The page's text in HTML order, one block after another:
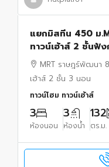
แยกมิสทีน 450 ม
ทาวน์เฮ้าส์ 2 ชั้นฟั
รามคำแหง
MRT ราษฎร์พัฒนา
เฮ้าส์ 2 ชั้น 3 นอน
ทาวน์โฮม ทาวน์เฮ้าส์
3
ห้องนอน
3
ห้องน้ำ
132
ตร.ม.